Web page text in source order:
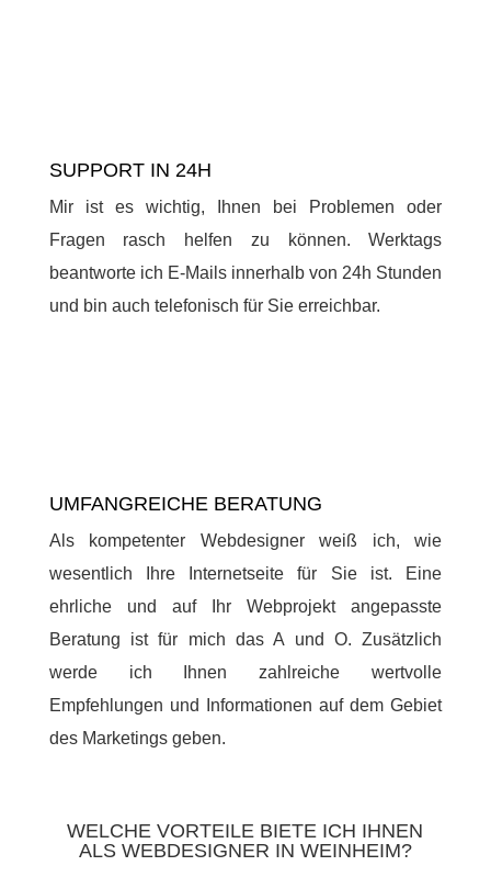
SUPPORT IN 24H
Mir ist es wichtig, Ihnen bei Problemen oder
Fragen rasch helfen zu können. Werktags
beantworte ich E-Mails innerhalb von 24h Stunden
und bin auch telefonisch für Sie erreichbar.
UMFANGREICHE BERATUNG
Als kompetenter Webdesigner weiß ich, wie
wesentlich Ihre Internetseite für Sie ist. Eine
ehrliche und auf Ihr Webprojekt angepasste
Beratung ist für mich das A und O. Zusätzlich
werde ich Ihnen zahlreiche wertvolle
Empfehlungen und Informationen auf dem Gebiet
des Marketings geben.
WELCHE VORTEILE BIETE ICH IHNEN
ALS WEBDESIGNER IN WEINHEIM?